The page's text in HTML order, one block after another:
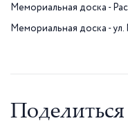
Мемориальная доска -
Мемориальная доска - ул.
Поделиться